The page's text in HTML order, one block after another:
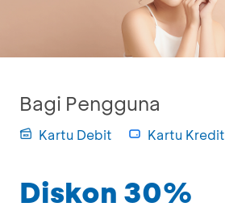
Bagi Pengguna
Kartu Debit Kartu Kredit
Diskon 30%